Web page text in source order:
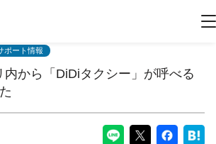
ポート情報
内から「DiDiタクシー」が呼べる